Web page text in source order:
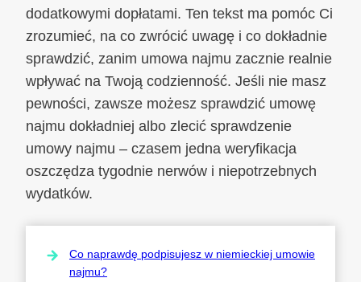
dodatkowymi dopłatami. Ten tekst ma pomóc Ci
zrozumieć, na co zwrócić uwagę i co dokładnie
sprawdzić, zanim umowa najmu zacznie realnie
wpływać na Twoją codzienność. Jeśli nie masz
pewności, zawsze możesz sprawdzić umowę
najmu dokładniej albo zlecić sprawdzenie
umowy najmu – czasem jedna weryfikacja
oszczędza tygodnie nerwów i niepotrzebnych
wydatków.
Co naprawdę podpisujesz w niemieckiej umowie
najmu?